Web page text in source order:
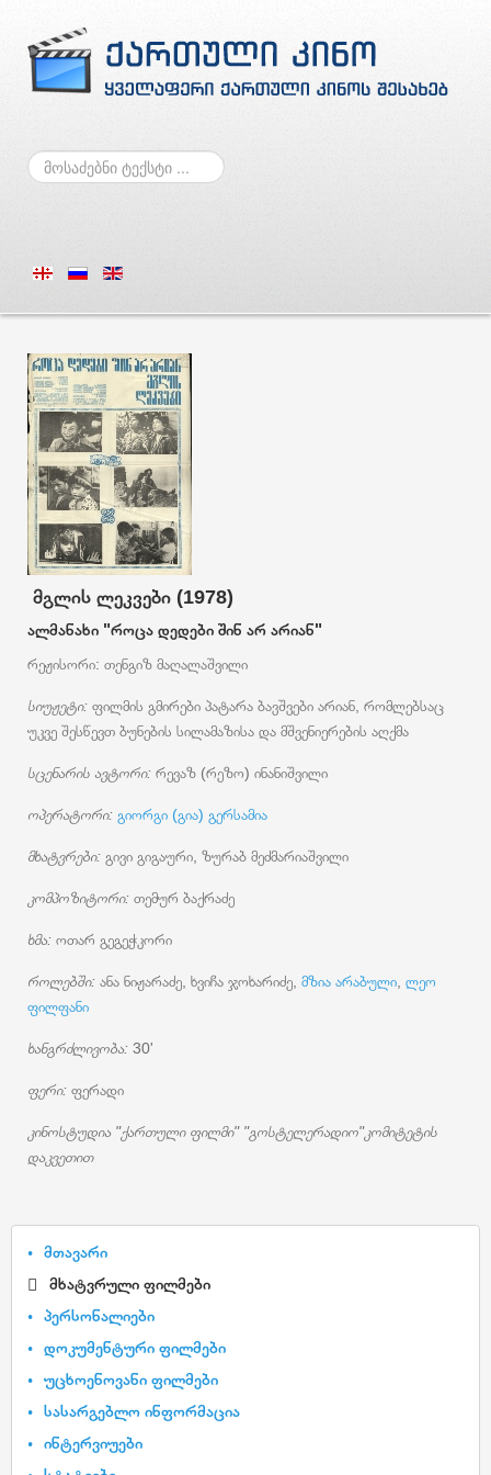
ძებნა
მგლის ლეკვები (1978)
ალმანახი "როცა დედები შინ არ არიან"
რეჟისორი: თენგიზ მაღალაშვილი
სიუჟეტი: ფილმის გმირები პატარა ბავშვები არიან, რომლებსაც
უკვე შესწევთ ბუნების სილამაზისა და მშვენიერების აღქმა
სცენარის ავტორი: რევაზ (რეზო) ინანიშვილი
ოპერატორი: გიორგი (გია) გერსამია
მხატვრები: გივი გიგაური, ზურაბ მეძმარიაშვილი
კომპოზიტორი: თემურ ბაქრაძე
ხმა: ოთარ გეგეჭკორი
როლებში: ანა ნიჟარაძე, ხვიჩა ჯოხარიძე, მზია არაბული ლეო
ფილფანი
ხანგრძლივობა: 30'
ფერი: ფერადი
კინოსტუდია "ქართული ფილმი" "გოსტელერადიო"კომიტეტის
დაკვეთით
მთავარი
მხატვრული ფილმები
პერსონალიები
დოკუმენტური ფილმები
უცხოენოვანი ფილმები
სასარგებლო ინფორმაცია
ინტერვიუები